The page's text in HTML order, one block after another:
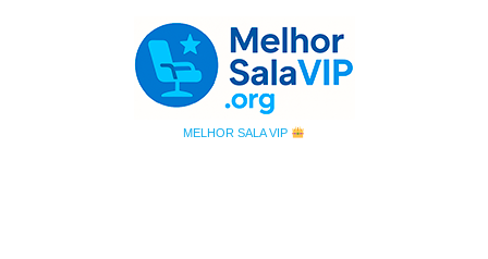
MELHOR SALA VIP